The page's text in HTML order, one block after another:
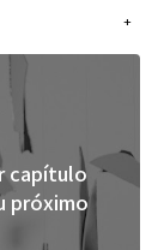
+
capítulo
próximo